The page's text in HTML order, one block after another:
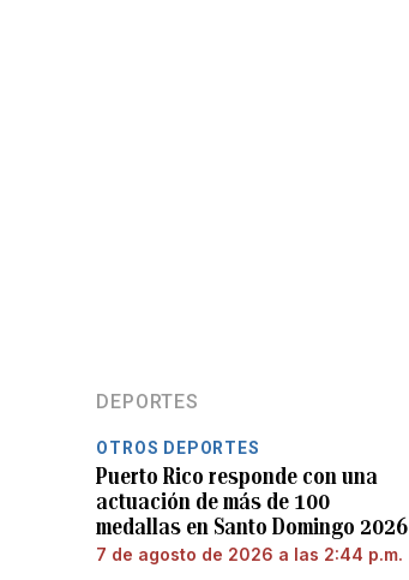
DEPORTES
OTROS DEPORTES
Puerto Rico responde con una
actuación de más de 100
medallas en Santo Domingo 2026
7 de agosto de 2026 a las 2:44 p.m.